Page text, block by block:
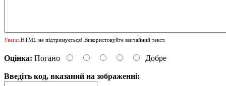
Увага: HTML не підтримується! Використовуйте звичайний текст.
Оцінка: Погано Добре
Введіть код, вказаний на зображенні: